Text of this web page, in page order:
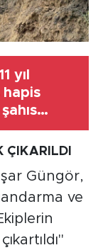
yıl
hapis
ÇIKARILDI
Güngör,
ve